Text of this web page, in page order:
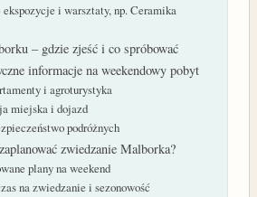
i warsztaty, np. Ceramika
– gdzie zjeść i co spróbować
informacje na weekendowy pobyt
i agroturystyka
miejska i dojazd
podróżnych
zwiedzanie Malborka?
plany na weekend
na zwiedzanie i sezonowość